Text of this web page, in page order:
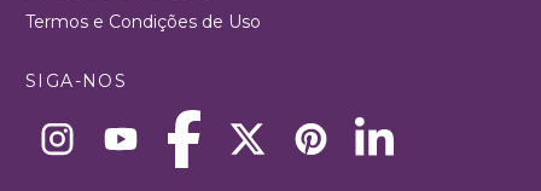
Termos e Condições de Uso
SIGA-NOS